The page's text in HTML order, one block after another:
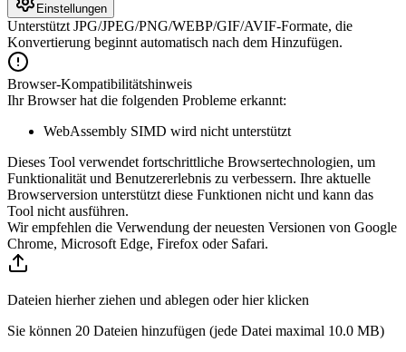
Einstellungen
Unterstützt JPG/JPEG/PNG/WEBP/GIF/AVIF-Formate, die
Konvertierung beginnt automatisch nach dem Hinzufügen.
Browser-Kompatibilitätshinweis
Ihr Browser hat die folgenden Probleme erkannt:
WebAssembly SIMD wird nicht unterstützt
Dieses Tool verwendet fortschrittliche Browsertechnologien, um
Funktionalität und Benutzererlebnis zu verbessern. Ihre aktuelle
Browserversion unterstützt diese Funktionen nicht und kann das
Tool nicht ausführen.
Wir empfehlen die Verwendung der neuesten Versionen von Google
Chrome, Microsoft Edge, Firefox oder Safari.
Dateien hierher ziehen und ablegen oder hier klicken
Sie können 20 Dateien hinzufügen (jede Datei maximal 10.0 MB)